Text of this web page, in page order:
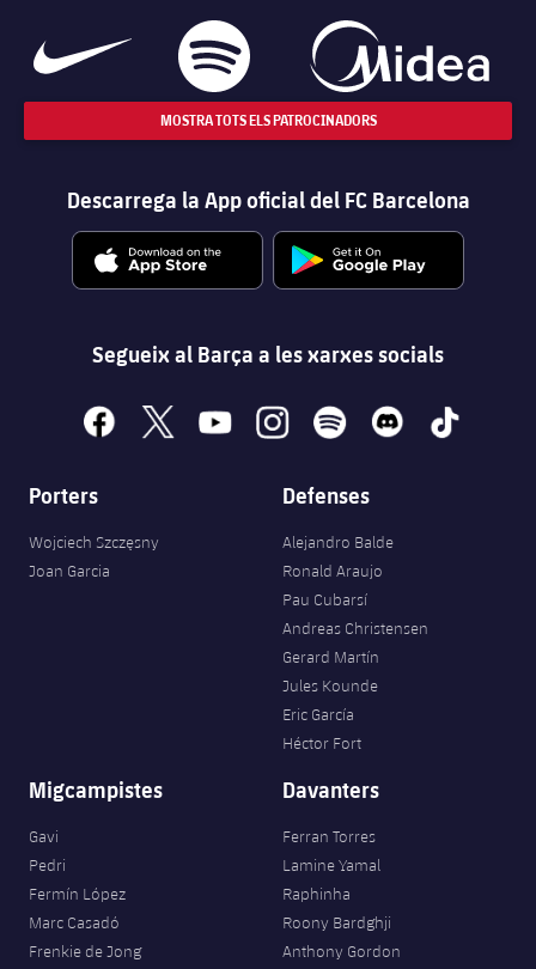
MOSTRA TOTS ELS PATROCINADORS
Descarrega la App oficial del FC Barcelona
Segueix al Barça a les xarxes socials
facebook
x youtubeinstagramspotify discord tiktok
Porters
Wojciech Szczęsny
Joan Garcia
Defenses
Alejandro Balde
Ronald Araujo
Pau Cubarsí
Andreas Christensen
Gerard Martín
Jules Kounde
Eric García
Héctor Fort
Migcampistes
Gavi
Pedri
Fermín López
Marc Casadó
Frenkie de Jong
Davanters
Ferran Torres
Lamine Yamal
Raphinha
Roony Bardghji
Anthony Gordon